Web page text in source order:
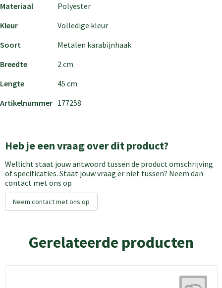
Materiaal
Polyester
Kleur
Volledige kleur
Soort
Metalen karabijnhaak
Breedte
2 cm
Lengte
45 cm
Artikelnummer 177258
Heb je een vraag over dit product?
Wellicht staat jouw antwoord tussen de product omschrijving
of specificaties. Staat jouw vraag er niet tussen? Neem dan
contact met ons op
Neem contact met ons op
Gerelateerde producten